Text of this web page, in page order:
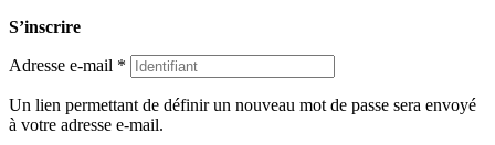
S’inscrire
Adresse e-mail *
Un lien permettant de définir un nouveau mot de passe sera envoyé
à votre adresse e-mail.